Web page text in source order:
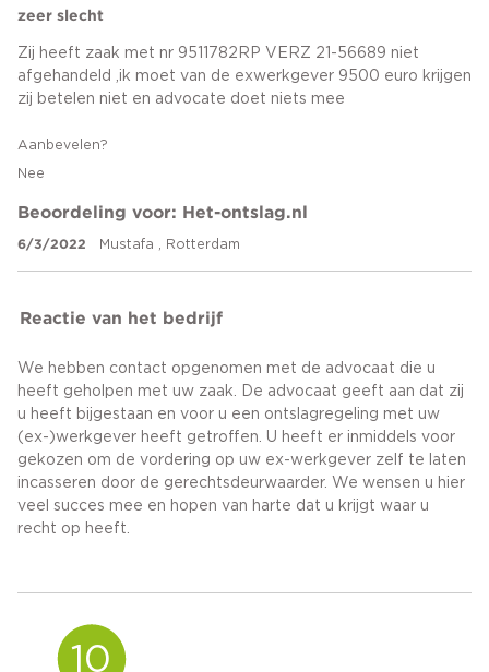
zeer slecht
Zij heeft zaak met nr 9511782RP VERZ 21-56689 niet
afgehandeld ,ik moet van de exwerkgever 9500 euro krijgen
zij betelen niet en advocate doet niets mee
Aanbevelen?
Nee
Beoordeling voor: Het-ontslag.nl
6/3/2022 Mustafa , Rotterdam
Reactie van het bedrijf
We hebben contact opgenomen met de advocaat die u
heeft geholpen met uw zaak. De advocaat geeft aan dat zij
u heeft bijgestaan en voor u een ontslagregeling met uw
(ex-)werkgever heeft getroffen. U heeft er inmiddels voor
gekozen om de vordering op uw ex-werkgever zelf te laten
incasseren door de gerechtsdeurwaarder. We wensen u hier
veel succes mee en hopen van harte dat u krijgt waar u
recht op heeft.
10